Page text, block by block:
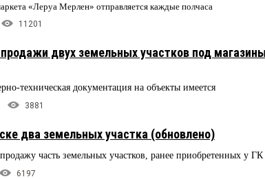
«Леруа Мерлен» отправляется каждые полчаса
11201
двух земельных участков под
техническая документация на объекты имеется
3881
два земельных участка (обновлено)
часть земельных участков, ранее приобретенных у
6197